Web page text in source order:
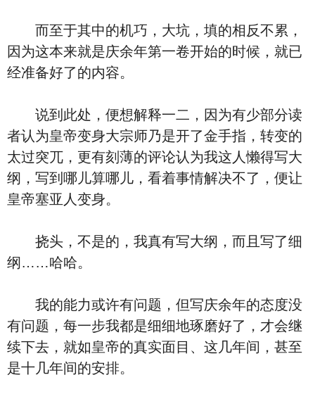
而至于其中的机巧，大坑，填的相反不累，
因为这本来就是庆余年第一卷开始的时候，就已
经准备好了的内容。
说到此处，便想解释一二，因为有少部分读
者认为皇帝变身大宗师乃是开了金手指，转变的
太过突兀，更有刻薄的评论认为我这人懒得写大
纲，写到哪儿算哪儿，看着事情解决不了，便让
皇帝塞亚人变身。
挠头，不是的，我真有写大纲，而且写了细
纲……哈哈。
我的能力或许有问题，但写庆余年的态度没
有问题，每一步我都是细细地琢磨好了，才会继
续下去，就如皇帝的真实面目、这几年间，甚至
是十几年间的安排。